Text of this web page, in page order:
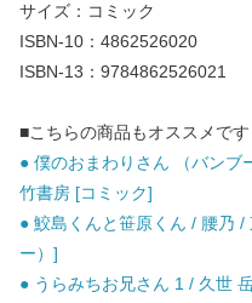
サイズ：コミック
ISBN-10：4862526020
ISBN-13：9784862526021
■こちらの商品もオススメです
● 僕のおまわりさん （バン
竹書房 [コミック]
● 鮫島くんと笹原くん / 腰乃
ー）]
● うらみちお兄さん 1 / 久世